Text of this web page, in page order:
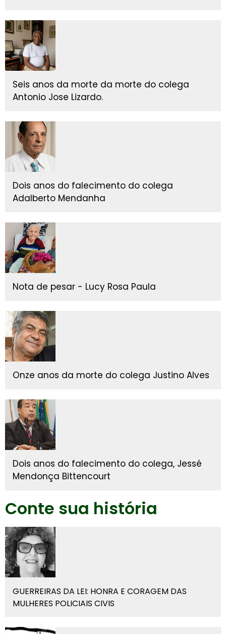
Seis anos da morte da morte do colega
Antonio Jose Lizardo.
Dois anos do falecimento do colega
Adalberto Mendanha
Nota de pesar - Lucy Rosa Paula
Onze anos da morte do colega Justino Alves
Dois anos do falecimento do colega, Jessé
Mendonça Bittencourt
Conte sua história
GUERREIRAS DA LEI: HONRA E CORAGEM DAS
MULHERES POLICIAIS CIVIS